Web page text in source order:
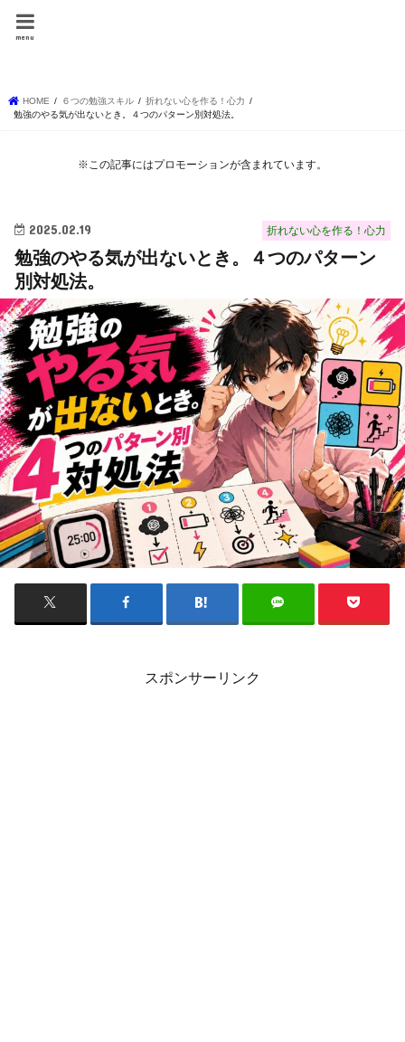
menu
HOME ６つの勉強スキル
折れない心を作る！心力
勉強のやる気が出ないとき。４つのパターン別対処法。
※この記事にはプロモーションが含まれています。
折れない心を作る！心力
2025.02.19
勉強のやる気が出ないとき。４つのパターン
別対処法。
スポンサーリンク